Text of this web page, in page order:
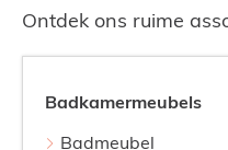
Ontdek ons ruime
Badkamermeubels
Badmeubel